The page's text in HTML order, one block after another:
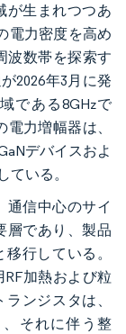
が生まれつつあ
電力密度を高め
波数帯を探索す
2026年3月に発
である8GHzで
力増幅器は、
デバイスおよ
いる。
通信中心のサイ
層であり、製品
行している。
RF加熱および粒
ンジスタは、
それに伴う整